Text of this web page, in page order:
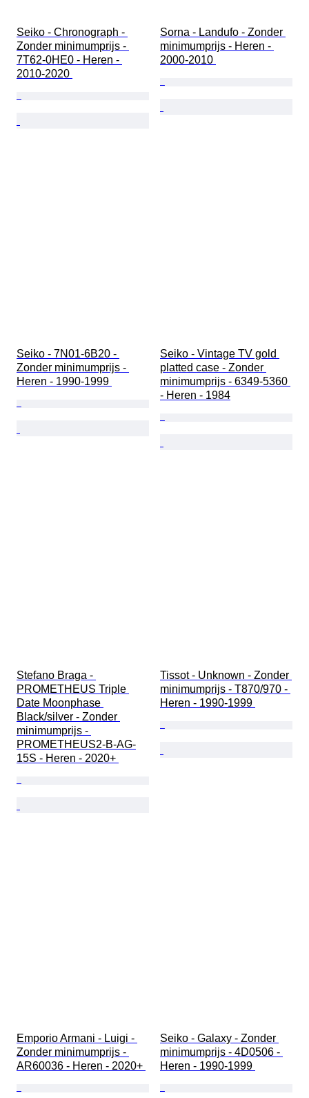
Seiko - Chronograph -
Zonder minimumprijs -
7T62-0HE0 - Heren -
2010-2020
Sorna - Landufo - Zonder
minimumprijs - Heren -
2000-2010
Seiko - 7N01-6B20 -
Zonder minimumprijs -
Heren - 1990-1999
Seiko - Vintage TV gold
platted case - Zonder
minimumprijs - 6349-5360
- Heren - 1984
Stefano Braga -
PROMETHEUS Triple
Date Moonphase
Black/silver - Zonder
minimumprijs -
PROMETHEUS2-B-AG-
15S - Heren - 2020+
Tissot - Unknown - Zonder
minimumprijs - T870/970 -
Heren - 1990-1999
Emporio Armani - Luigi -
Zonder minimumprijs -
AR60036 - Heren - 2020+
Seiko - Galaxy - Zonder
minimumprijs - 4D0506 -
Heren - 1990-1999